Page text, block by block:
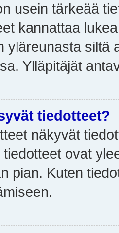
usein tärkeää
kannattaa
yläreunasta siltä
Ylläpitäjät
tiedotteet?
näkyvät
ovat
pian. Kuten